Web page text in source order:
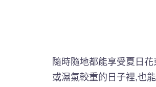
隨時隨地都能享受夏日
或濕氣較重的日子裡,也